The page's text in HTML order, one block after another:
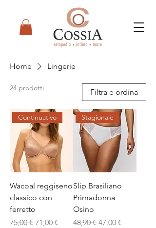
Home Lingerie
24 prodotti Filtra e ordina
Continuativo
Wacoal reggiseno
classico con
ferretto
Prezzo regolare
75,00 € Prezzo scontato
71,00 €
Stagionale
Slip Brasiliano
Primadonna
Osino
Prezzo regolare
48,90 € Prezzo scontato
47,00 €